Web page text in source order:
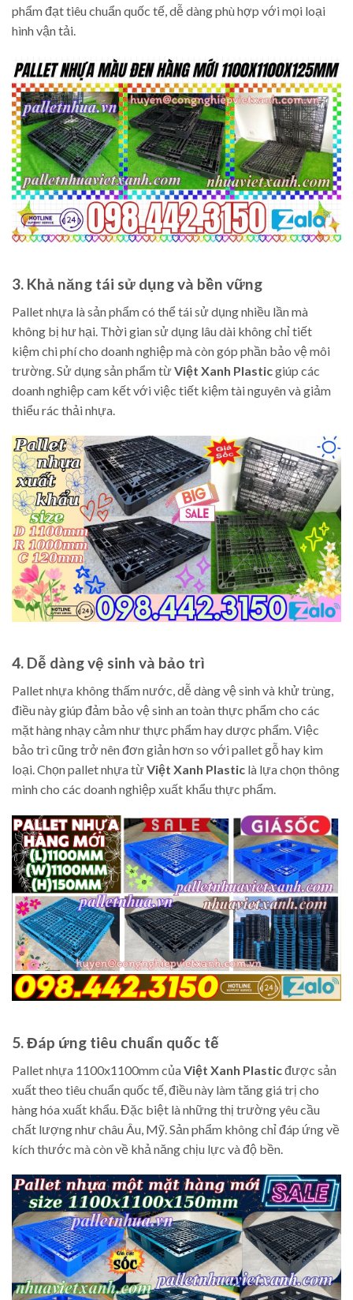
phẩm đạt tiêu chuẩn quốc tế, dễ dàng phù hợp với mọi loại
hình vận tải.
3. Khả năng tái sử dụng và bền vững
Pallet nhựa là sản phẩm có thể tái sử dụng nhiều lần mà
không bị hư hại. Thời gian sử dụng lâu dài không chỉ tiết
kiệm chi phí cho doanh nghiệp mà còn góp phần bảo vệ môi
trường. Sử dụng sản phẩm từViệt Xanh Plasticgiúp các
doanh nghiệp cam kết với việc tiết kiệm tài nguyên và giảm
thiểu rác thải nhựa.
4. Dễ dàng vệ sinh và bảo trì
Pallet nhựa không thấm nước, dễ dàng vệ sinh và khử trùng,
điều này giúp đảm bảo vệ sinh an toàn thực phẩm cho các
mặt hàng nhạy cảm như thực phẩm hay dược phẩm. Việc
bảo trì cũng trở nên đơn giản hơn so với pallet gỗ hay kim
loại. Chọn pallet nhựa từViệt Xanh Plastic là lựa chọn thông
minh cho các doanh nghiệp xuất khẩu thực phẩm.
5. Đáp ứng tiêu chuẩn quốc tế
Pallet nhựa 1100x1100mm củaViệt Xanh Plasticđược sản
xuất theo tiêu chuẩn quốc tế, điều này làm tăng giá trị cho
hàng hóa xuất khẩu. Đặc biệt là những thị trường yêu cầu
chất lượng như châu Âu, Mỹ. Sản phẩm không chỉ đáp ứng về
kích thước mà còn về khả năng chịu lực và độ bền.